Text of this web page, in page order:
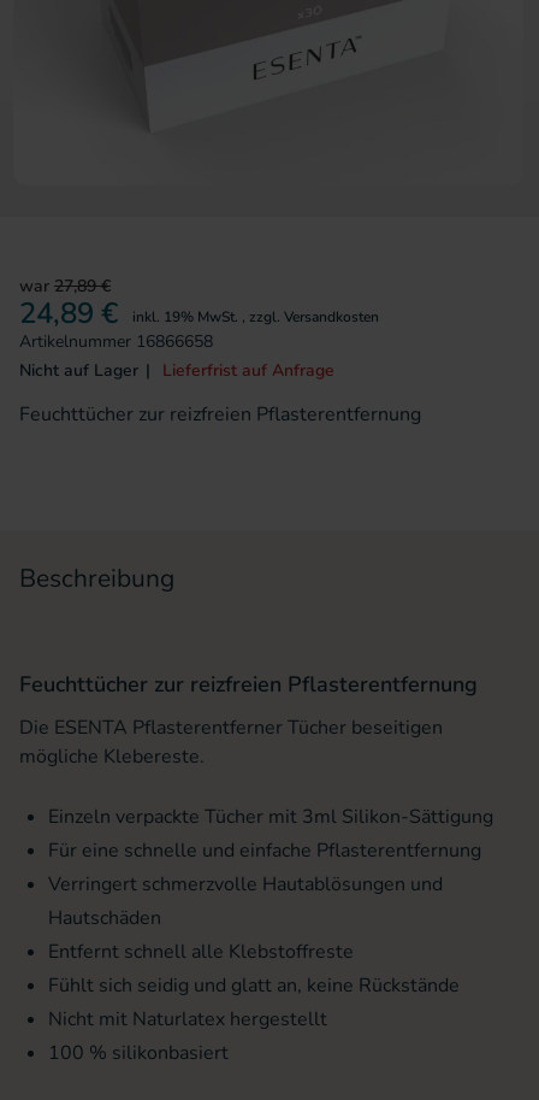
war 27,89 €
24,89 € inkl. 19% MwSt. , zzgl. Versandkosten
Artikelnummer 16866658
Nicht auf Lager
Lieferfrist auf Anfrage
Feuchttücher zur reizfreien Pflasterentfernung
Beschreibung
Feuchttücher zur reizfreien Pflasterentfernung
Die ESENTA Pflasterentferner Tücher beseitigen
mögliche Klebereste.
Einzeln verpackte Tücher mit 3ml Silikon-Sättigung
Für eine schnelle und einfache Pflasterentfernung
Verringert schmerzvolle Hautablösungen und
Hautschäden
Entfernt schnell alle Klebstoffreste
Fühlt sich seidig und glatt an, keine Rückstände
Nicht mit Naturlatex hergestellt
100 % silikonbasiert